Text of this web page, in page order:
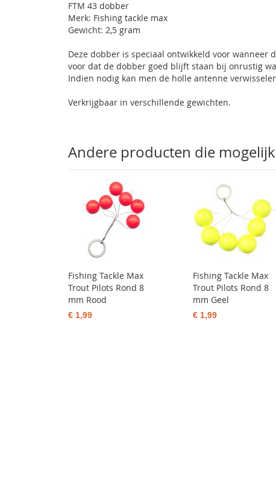
FTM 43 dobber
Merk: Fishing tackle max
Gewicht: 2,5 gram
Deze dobber is speciaal ontwikkeld voor wanneer
voor dat de dobber goed blijft staan bij onrustig
Indien nodig kan men de holle antenne
Verkrijgbaar in verschillende gewichten.
Andere producten die
Fishing Tackle Max
Trout Pilots Rond 8
mm Rood
€ 1,99
Fishing Tackle Max
Trout Pilots Rond 8
mm Geel
€ 1,99